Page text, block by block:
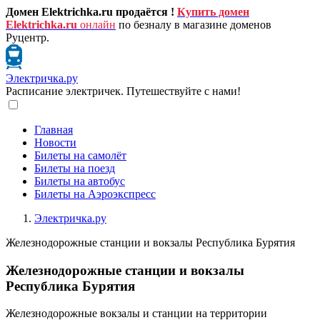
Домен Elektrichka.ru продаётся ! Купить домен
Elektrichka.ru онлайн по безналу в магазине доменов
Руцентр.
Электричка.ру
Расписание электричек. Путешествуйте с нами!
Главная
Новости
Билеты на самолёт
Билеты на поезд
Билеты на автобус
Билеты на Аэроэкспресс
Электричка.ру
Железнодорожные станции и вокзалы Республика Бурятия
Железнодорожные станции и вокзалы
Республика Бурятия
Железнодорожные вокзалы и станции на территории